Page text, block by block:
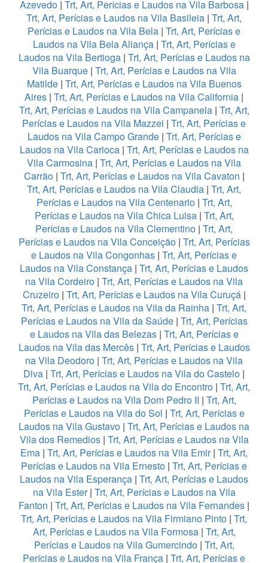
Azevedo| Trt, Art, Perícias e Laudos na Vila Barbosa|
Trt, Art, Perícias e Laudos na Vila Basileia | Trt, Art,
Perícias e Laudos na Vila Bela | Trt, Art, Perícias e
Laudos na Vila Bela Aliança| Trt, Art, Perícias e
Laudos na Vila Bertioga| Trt, Art, Perícias e Laudos na
Vila Buarque| Trt, Art, Perícias e Laudos na Vila
Matilde| Trt, Art, Perícias e Laudos na Vila Buenos
Aires | Trt, Art, Perícias e Laudos na Vila California |
Trt, Art, Perícias e Laudos na Vila Campanela| Trt, Art,
Perícias e Laudos na Vila Mazzei | Trt, Art, Perícias e
Laudos na Vila Campo Grande| Trt, Art, Perícias e
Laudos na Vila Carioca| Trt, Art, Perícias e Laudos na
Vila Carmosina | Trt, Art, Perícias e Laudos na Vila
Carrão| Trt, Art, Perícias e Laudos na Vila Cavaton |
Trt, Art, Perícias e Laudos na Vila Claudia | Trt, Art,
Perícias e Laudos na Vila Centenario| Trt, Art,
Perícias e Laudos na Vila Chica Luisa | Trt, Art,
Perícias e Laudos na Vila Clementino | Trt, Art,
Perícias e Laudos na Vila Conceição| Trt, Art, Perícias
e Laudos na Vila Congonhas | Trt, Art, Perícias e
Laudos na Vila Constança | Trt, Art, Perícias e Laudos
na Vila Cordeiro | Trt, Art, Perícias e Laudos na Vila
Cruzeiro | Trt, Art, Perícias e Laudos na Vila Curuçá |
Trt, Art, Perícias e Laudos na Vila da Rainha | Trt, Art,
Perícias e Laudos na Vila da Saúde| Trt, Art, Perícias
e Laudos na Vila das Belezas| Trt, Art, Perícias e
Laudos na Vila das Mercês| Trt, Art, Perícias e Laudos
na Vila Deodoro | Trt, Art, Perícias e Laudos na Vila
Diva | Trt, Art, Perícias e Laudos na Vila do Castelo |
Trt, Art, Perícias e Laudos na Vila do Encontro | Trt, Art,
Perícias e Laudos na Vila Dom Pedro II | Trt, Art,
Perícias e Laudos na Vila do Sol | Trt, Art, Perícias e
Laudos na Vila Gustavo | Trt, Art, Perícias e Laudos na
Vila dos Remedios| Trt, Art, Perícias e Laudos na Vila
Ema | Trt, Art, Perícias e Laudos na Vila Emir| Trt, Art,
Perícias e Laudos na Vila Ernesto | Trt, Art, Perícias e
Laudos na Vila Esperança | Trt, Art, Perícias e Laudos
na Vila Ester| Trt, Art, Perícias e Laudos na Vila
Fanton | Trt, Art, Perícias e Laudos na Vila Fernandes |
Trt, Art, Perícias e Laudos na Vila Firmiano Pinto | Trt,
Art, Perícias e Laudos na Vila Formosa| Trt, Art,
Perícias e Laudos na Vila Gumercindo| Trt, Art,
Perícias e Laudos na Vila França | Trt, Art, Perícias e